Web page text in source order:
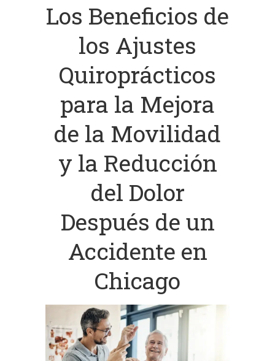
Los Beneficios de
los Ajustes
Quiroprácticos
para la Mejora
de la Movilidad
y la Reducción
del Dolor
Después de un
Accidente en
Chicago